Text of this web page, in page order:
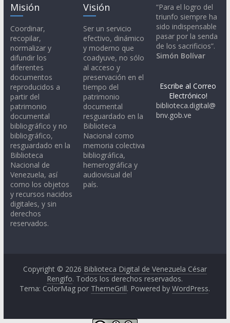
Misión
Coordinar,
recopilar,
normalizar y
difundir los
diferentes
documentos
reproducidos a
partir del
patrimonio
documental
bibliográfico y no
bibliográfico,
resguardado en la
Biblioteca
Nacional de
Venezuela, así
como los objetos
y recursos nacidos
digitales, y sin
derechos
reservados.
Visión
Ser un servicio
efectivo, dinámico
y moderno que
coadyuve, no sólo
al acceso y
preservación en el
tiempo del
patrimonio
documental
resguardado en la
Biblioteca
Nacional como
memoria colectiva
bibliográfica,
hemerográfica y
audiovisual del
país.
“Para el logro del
triunfo siempre ha
sido indispensable
pasar por la senda
de los sacrificios”.
Simón Bolívar
Escribe al Correo
Electrónico!
biblioteca.digital@
bnv.gob.ve
Copyright © 2026 Biblioteca Digital de Venezuela César
Rengifo. Todos los derechos reservados.
Tema: ColorMag por ThemeGrill. Powered byWordPress.